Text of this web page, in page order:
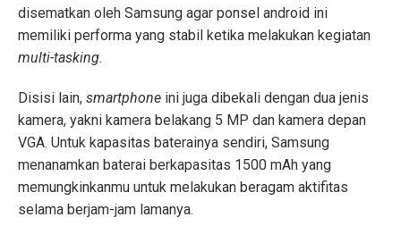
disematkan oleh Samsung agar ponsel android ini
memiliki performa yang stabil ketika melakukan kegiatan
multi-tasking.
Disisi lain, smartphone ini juga dibekali dengan dua jenis
kamera, yakni kamera belakang 5 MP dan kamera depan
VGA. Untuk kapasitas baterainya sendiri, Samsung
menanamkan baterai berkapasitas 1500 mAh yang
memungkinkanmu untuk melakukan beragam aktifitas
selama berjam-jam lamanya.